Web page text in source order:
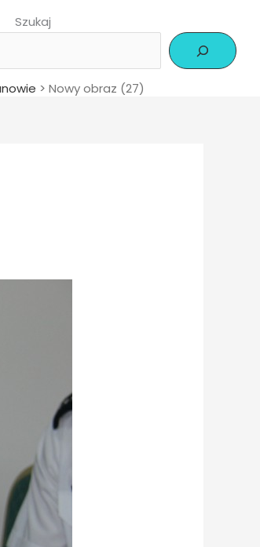
Szukaj
> Nowy obraz (27)